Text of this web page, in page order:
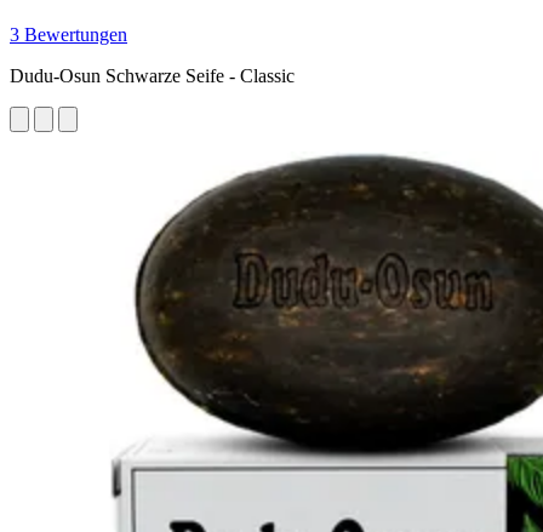
3 Bewertungen
Dudu-Osun Schwarze Seife - Classic